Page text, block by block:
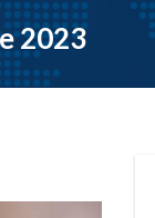
2023